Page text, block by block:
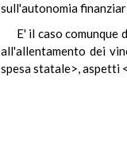
sull'autonomia
E' il caso
all'allentamento dei
spesa statale>,